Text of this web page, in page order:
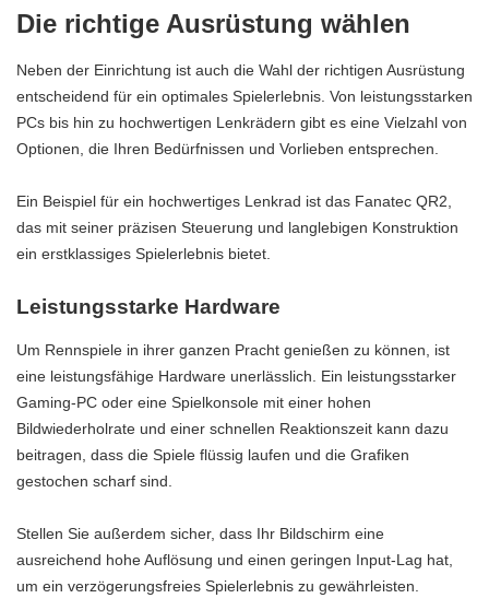
Die richtige Ausrüstung wählen
Neben der Einrichtung ist auch die Wahl der richtigen Ausrüstung
entscheidend für ein optimales Spielerlebnis. Von leistungsstarken
PCs bis hin zu hochwertigen Lenkrädern gibt es eine Vielzahl von
Optionen, die Ihren Bedürfnissen und Vorlieben entsprechen.
Ein Beispiel für ein hochwertiges Lenkrad ist das Fanatec QR2
das mit seiner präzisen Steuerung und langlebigen Konstruktion
ein erstklassiges Spielerlebnis bietet.
Leistungsstarke Hardware
Um Rennspiele in ihrer ganzen Pracht genießen zu können, ist
eine leistungsfähige Hardware unerlässlich. Ein leistungsstarker
Gaming-PC oder eine Spielkonsole mit einer hohen
Bildwiederholrate und einer schnellen Reaktionszeit kann dazu
beitragen, dass die Spiele flüssig laufen und die Grafiken
gestochen scharf sind.
Stellen Sie außerdem sicher, dass Ihr Bildschirm eine
ausreichend hohe Auflösung und einen geringen Input-Lag hat,
um ein verzögerungsfreies Spielerlebnis zu gewährleisten.